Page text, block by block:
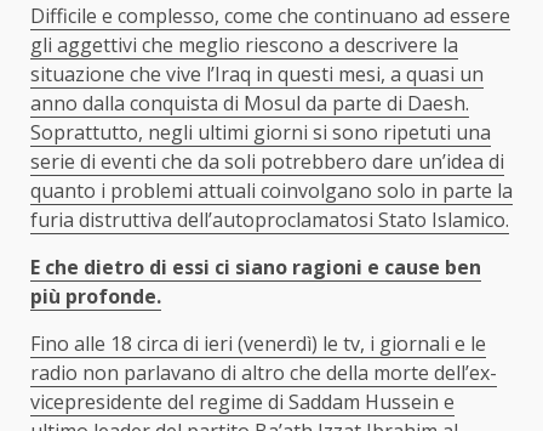
Difficile e complesso, come che continuano ad essere
gli aggettivi che meglio riescono a descrivere la
situazione che vive l’Iraq in questi mesi, a quasi un
anno dalla conquista di Mosul da parte di Daesh.
Soprattutto, negli ultimi giorni si sono ripetuti una
serie di eventi che da soli potrebbero dare un’idea di
quanto i problemi attuali coinvolgano solo in parte la
furia distruttiva dell’autoproclamatosi Stato Islamico.
E che dietro di essi ci siano ragioni e cause ben
più profonde.
Fino alle 18 circa di ieri (venerdì) le tv, i giornali e le
radio non parlavano di altro che della morte dell’ex-
vicepresidente del regime di Saddam Hussein e